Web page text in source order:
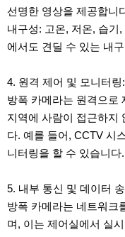
선명한 영상을 제공합니
내구성: 고온, 저온, 습기
에서도 견딜 수 있는 내
4. 원격 제어 및 모니터링:
방폭 카메라는 원격으로
지역에 사람이 접근하지
다. 예를 들어, CCTV 시
니터링을 할 수 있습니다.
5. 내부 통신 및 데이터
방폭 카메라는 네트워크
며, 이는 제어실에서 실